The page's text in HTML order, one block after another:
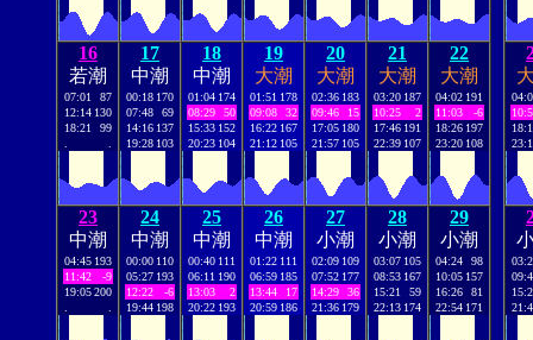
16
若潮
07:01
87
12:14 130
18:21
99
17
中潮
00:18 170
07:48
69
14:16 137
19:28 103
18
中潮
01:04 174
08:29
50
15:33 152
20:23 104
19
大潮
01:51 178
09:08
32
16:22 167
21:12 105
20
大潮
02:36 183
09:46
15
17:05 180
21:57 105
21
大潮
03:20 187
10:25
2
17:46 191
22:39 107
22
大潮
04:02 191
11:03
-6
18:26 197
23:20 108
23
中潮
04:45 193
11:42
-9
19:05200
24
中潮
00:00 110
05:27 193
12:22
-6
19:44 198
25
中潮
00:40 111
06:11 190
13:03
2
20:22 193
26
中潮
01:22 111
06:59 185
13:44
17
20:59 186
27
小潮
02:09 109
07:52 177
14:29
36
21:36 179
28
小潮
03:07 105
08:53 167
15:21
59
22:13 174
29
小潮
04:24
98
10:05 157
16:26
81
22:54 171